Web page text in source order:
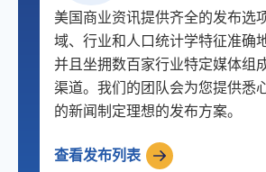
美国商业资讯提供齐全的发布选
域、行业和人口统计学特征准确
并且坐拥数百家行业特定媒体组
渠道。我们的团队会为您提供悉
的新闻制定理想的发布方案。
查看发布列表